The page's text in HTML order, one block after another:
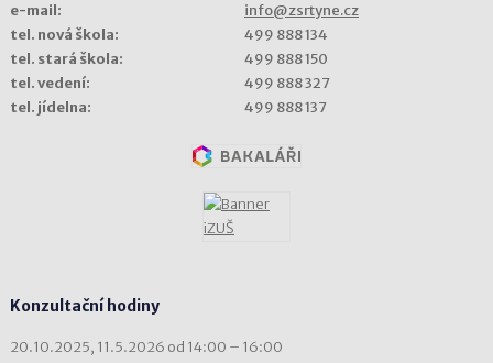
e-mail:
info@zsrtyne.cz
tel. nová škola:
499 888 134
tel. stará škola:
499 888 150
tel. vedení:
499 888 327
tel. jídelna:
499 888 137
Konzultační hodiny
20.10.2025, 11.5.2026 od 14:00 – 16:00